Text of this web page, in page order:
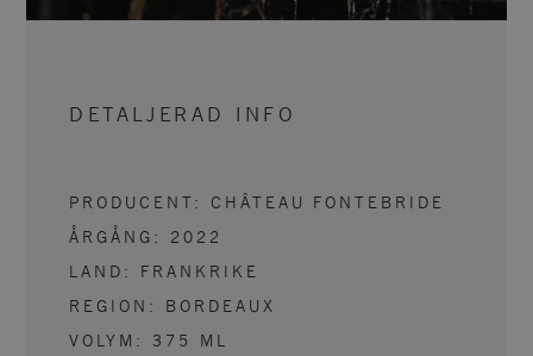
DETALJERAD INFO
PRODUCENT: CHÂTEAU FONTEBRIDE
ÅRGÅNG: 2022
LAND: FRANKRIKE
REGION: BORDEAUX
VOLYM: 375
ML